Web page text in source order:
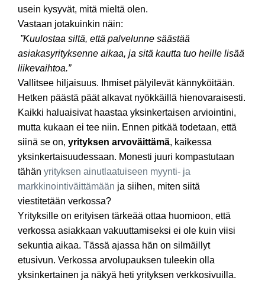
usein kysyvät, mitä mieltä olen.
Vastaan jotakuinkin näin:
”Kuulostaa siltä, että palvelunne säästää
asiakasyrityksenne aikaa, ja sitä kautta tuo heille lisää
liikevaihtoa.”
Vallitsee hiljaisuus. Ihmiset pälyilevät kännyköitään.
Hetken päästä päät alkavat nyökkäillä hienovaraisesti.
Kaikki haluaisivat haastaa yksinkertaisen arviointini,
mutta kukaan ei tee niin. Ennen pitkää todetaan, että
siinä se on, yrityksen arvoväittämä, kaikessa
yksinkertaisuudessaan. Monesti juuri kompastutaan
tähän yrityksen ainutlaatuiseen myynti- ja
markkinointiväittämään ja siihen, miten siitä
viestitetään verkossa?
Yrityksille on erityisen tärkeää ottaa huomioon, että
verkossa asiakkaan vakuuttamiseksi ei ole kuin viisi
sekuntia aikaa. Tässä ajassa hän on silmäillyt
etusivun. Verkossa arvolupauksen tuleekin olla
yksinkertainen ja näkyä heti yrityksen verkkosivuilla.